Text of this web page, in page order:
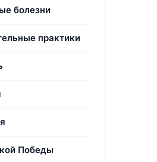
болезни
практики
Победы